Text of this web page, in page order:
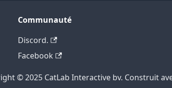
Communauté
Discord.
Facebook
©️ 2025 CatLab Interactive bv. Construit